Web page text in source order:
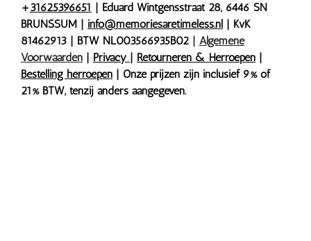
+31625396651 | Eduard Wintgensstraat 28, 6446 SN
BRUNSSUM | info@memoriesaretimeless.nl | KvK
81462913 | BTW NL003566935B02 | Algemene
Voorwaarden | Privacy | Retourneren & Herroepen |
Bestelling herroepen | Onze prijzen zijn inclusief 9% of
21% BTW, tenzij anders aangegeven.